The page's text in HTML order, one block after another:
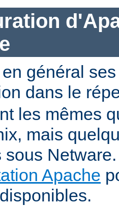
général
dans le
les mêmes
mais
sous
Apache